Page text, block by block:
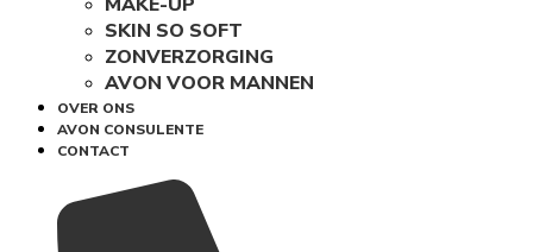
SKIN SO SOFT
ZONVERZORGING
AVON VOOR MANNEN
OVER ONS
AVON CONSULENTE
CONTACT